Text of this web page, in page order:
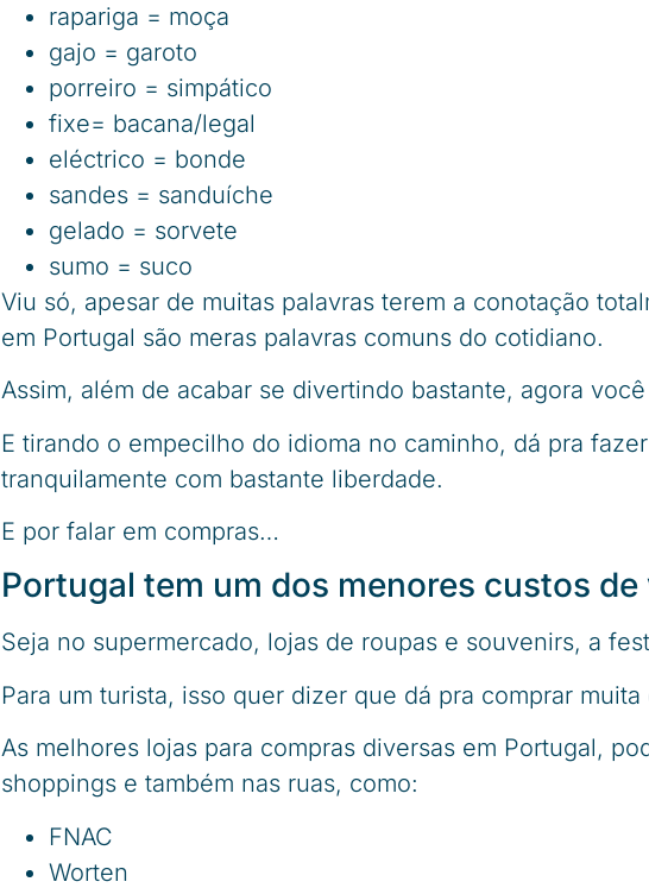
rapariga = moça
gajo = garoto
porreiro = simpático
fixe= bacana/legal
eléctrico = bonde
sandes = sanduíche
gelado = sorvete
sumo = suco
Viu só, apesar de muitas palavras terem a conotação
em Portugal são meras palavras comuns do cotidiano.
Assim, além de acabar se divertindo bastante, agora
E tirando o empecilho do idioma no caminho, dá pra
tranquilamente com bastante liberdade.
E por falar em compras…
Portugal tem um dos menores custos de
Seja no supermercado, lojas de roupas e souvenirs, a
Para um turista, isso quer dizer que dá pra comprar muita
As melhores lojas para compras diversas em Portugal,
shoppings e também nas ruas, como:
FNAC
Worten